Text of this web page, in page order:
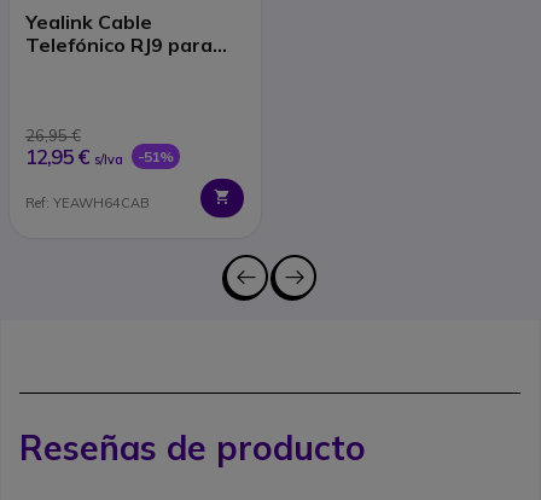
Yealink Cable
Telefónico RJ9 para
26,95 €
12,95 € s/Iva -51%
Ref: YEAWH64CAB
Reseñas de producto